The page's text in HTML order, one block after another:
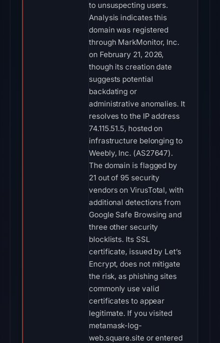
to unsuspecting users.
Analysis indicates this
domain was registered
through MarkMonitor, Inc.
on February 21, 2026,
though its creation date
suggests potential
backdating or
administrative anomalies. It
resolves to the IP address
74.115.51.5, hosted on
infrastructure belonging to
Weebly, Inc. (AS27647).
The domain is flagged by
21 out of 95 security
vendors on VirusTotal, with
additional detections from
Google Safe Browsing and
three other security
blocklists. Its SSL
certificate, issued by Let’s
Encrypt, does not mitigate
the risk, as phishing sites
commonly use valid
certificates to appear
legitimate. If you visited
metamask-log-
web.square.site or entered